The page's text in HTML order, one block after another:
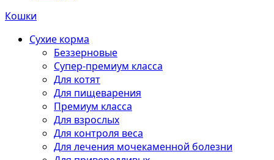
Кошки
Сухие корма
Беззерновые
Супер-премиум класса
Для котят
Для пищеварения
Премиум класса
Для взрослых
Для контроля веса
Для лечения мочекаменной болезни